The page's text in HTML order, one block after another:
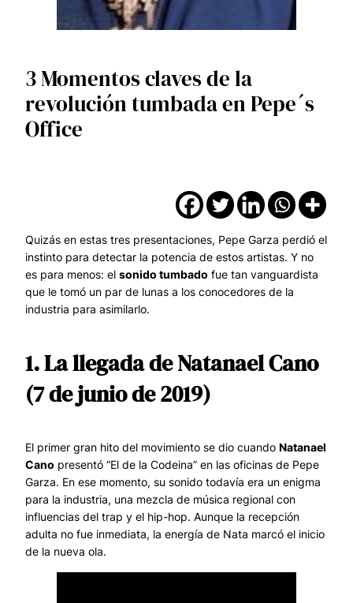
3 Momentos claves de la
revolución tumbada en Pepe´s
Office
Quizás en estas tres presentaciones, Pepe Garza perdió el
instinto para detectar la potencia de estos artistas. Y no
es para menos: el sonido tumbado fue tan vanguardista
que le tomó un par de lunas a los conocedores de la
industria para asimilarlo.
1. La llegada de Natanael Cano
(7 de junio de 2019)
El primer gran hito del movimiento se dio cuando Natanael
Cano presentó “El de la Codeina” en las oficinas de Pepe
Garza. En ese momento, su sonido todavía era un enigma
para la industria, una mezcla de música regional con
influencias del trap y el hip-hop. Aunque la recepción
adulta no fue inmediata, la energía de Nata marcó el inicio
de la nueva ola.